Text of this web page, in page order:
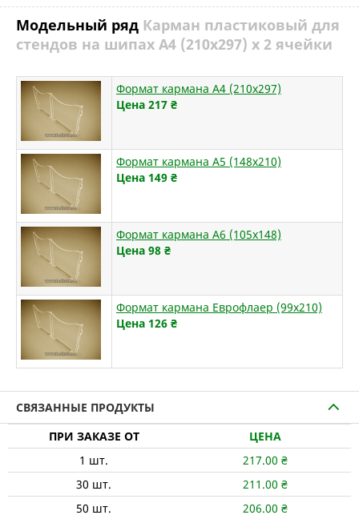
Модельный ряд Карман пластиковый для
стендов на шипах А4 (210х297) х 2 ячейки
Формат кармана А4 (210х297)
Цена 217 ₴
Формат кармана А5 (148х210)
Цена 149 ₴
Формат кармана А6 (105х148)
Цена 98 ₴
Формат кармана Еврофлаер (99х210)
Цена 126 ₴
СВЯЗАННЫЕ ПРОДУКТЫ
ПРИ ЗАКАЗЕ ОТ
ЦЕНА
1 шт. 217.00 ₴
30 шт. 211.00 ₴
50 шт. 206.00 ₴